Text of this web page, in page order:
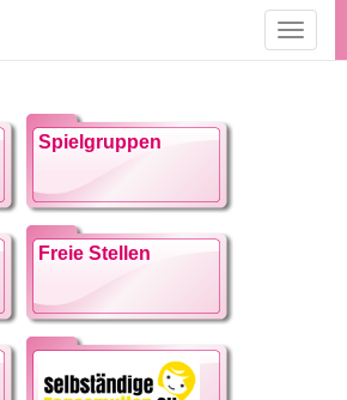
Toggle
Spielgruppen
Freie Stellen